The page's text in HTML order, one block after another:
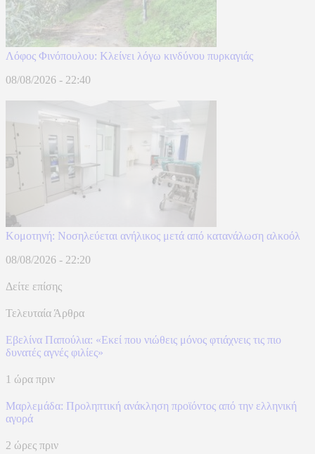
Λόφος Φινόπουλου: Κλείνει λόγω κινδύνου πυρκαγιάς
08/08/2026 - 22:40
Κομοτηνή: Νοσηλεύεται ανήλικος μετά από κατανάλωση αλκοόλ
08/08/2026 - 22:20
Δείτε επίσης
Τελευταία Άρθρα
Εβελίνα Παπούλια: «Εκεί που νιώθεις μόνος φτιάχνεις τις πιο
δυνατές αγνές φιλίες»
1 ώρα πριν
Μαρλεμάδα: Προληπτική ανάκληση προϊόντος από την ελληνική
αγορά
2 ώρες πριν